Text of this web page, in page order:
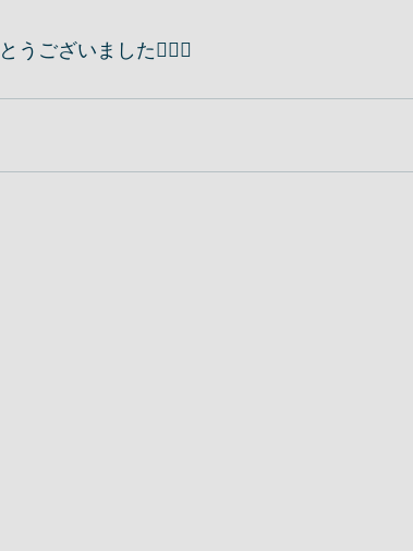
うございました🙇🏻‍♂️